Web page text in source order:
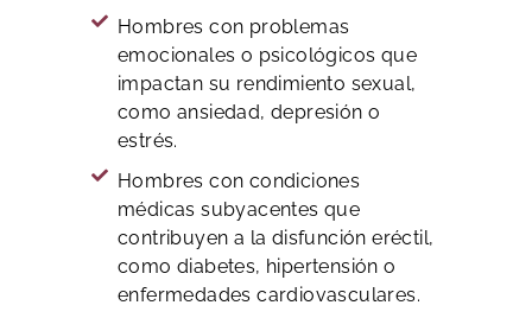
Hombres con problemas
emocionales o psicológicos que
impactan su rendimiento sexual,
como ansiedad, depresión o
estrés.
Hombres con condiciones
médicas subyacentes que
contribuyen a la disfunción eréctil,
como diabetes, hipertensión o
enfermedades cardiovasculares.